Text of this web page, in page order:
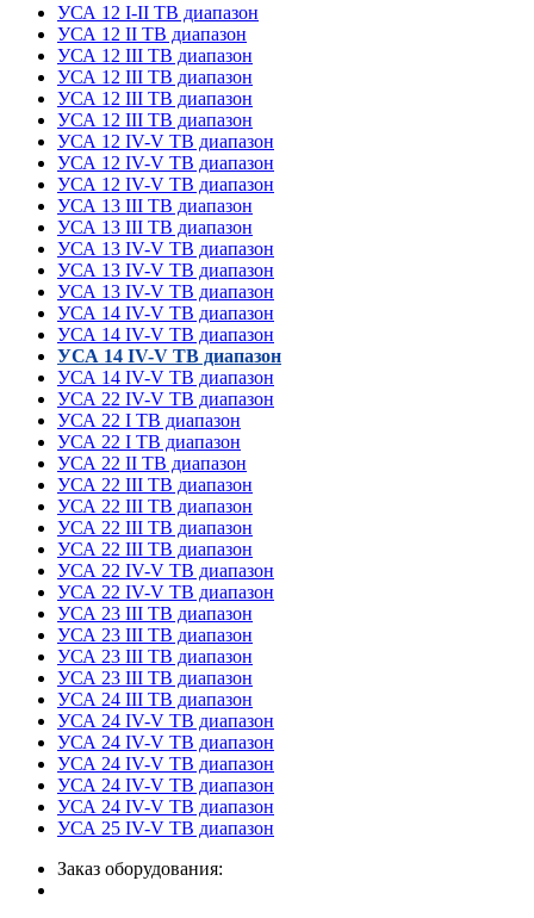
УСА 12 I-II ТВ диапазон
УСА 12 II ТВ диапазон
УСА 12 III ТВ диапазон
УСА 12 III ТВ диапазон
УСА 12 III ТВ диапазон
УСА 12 III ТВ диапазон
УСА 12 IV-V ТВ диапазон
УСА 12 IV-V ТВ диапазон
УСА 12 IV-V ТВ диапазон
УСА 13 III ТВ диапазон
УСА 13 III ТВ диапазон
УСА 13 IV-V ТВ диапазон
УСА 13 IV-V ТВ диапазон
УСА 13 IV-V ТВ диапазон
УСА 14 IV-V ТВ диапазон
УСА 14 IV-V ТВ диапазон
УСА 14 IV-V ТВ диапазон
УСА 14 IV-V ТВ диапазон
УСА 22 IV-V ТВ диапазон
УСА 22 I ТВ диапазон
УСА 22 I ТВ диапазон
УСА 22 II ТВ диапазон
УСА 22 III ТВ диапазон
УСА 22 III ТВ диапазон
УСА 22 III ТВ диапазон
УСА 22 III ТВ диапазон
УСА 22 IV-V ТВ диапазон
УСА 22 IV-V ТВ диапазон
УСА 23 III ТВ диапазон
УСА 23 III ТВ диапазон
УСА 23 III ТВ диапазон
УСА 23 III ТВ диапазон
УСА 24 III ТВ диапазон
УСА 24 IV-V ТВ диапазон
УСА 24 IV-V ТВ диапазон
УСА 24 IV-V ТВ диапазон
УСА 24 IV-V ТВ диапазон
УСА 24 IV-V ТВ диапазон
УСА 25 IV-V ТВ диапазон
Заказ оборудования: